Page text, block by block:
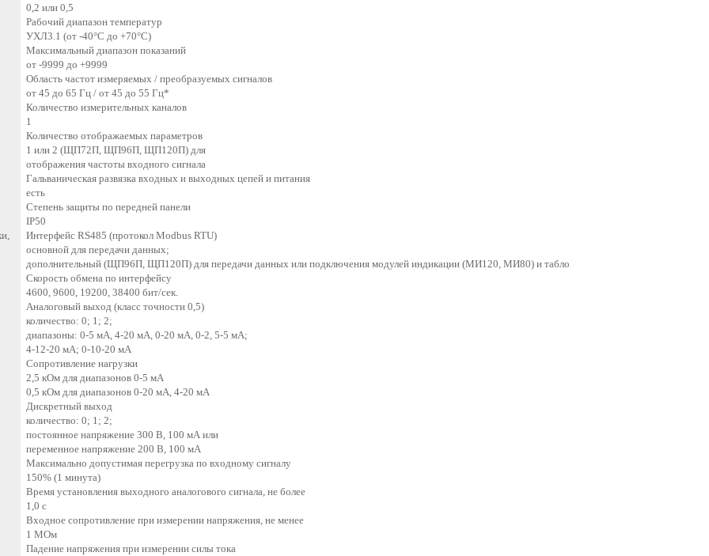
0,2 или 0,5
Рабочий диапазон температур
УХЛ3.1 (от -40°С до +70°С)
Максимальный диапазон показаний
от -9999 до +9999
Область частот измеряемых / преобразуемых сигналов
от 45 до 65 Гц / от 45 до 55 Гц*
Количество измерительных каналов
1
Количество отображаемых параметров
1 или 2 (ЩП72П, ЩП96П, ЩП120П) для
отображения частоты входного сигнала
Гальваническая развязка входных и выходных цепей и питания
есть
Степень защиты по передней панели
IP50
Интерфейс RS485 (протокол Modbus RTU)
основной для передачи данных;
дополнительный (ЩП96П, ЩП120П) для передачи данных или подключения модулей индикации (МИ120, МИ80) и табло
Скорость обмена по интерфейсу
4600, 9600, 19200, 38400 бит/сек.
Аналоговый выход (класс точности 0,5)
количество: 0; 1; 2;
диапазоны: 0-5 мА, 4-20 мА, 0-20 мА, 0-2, 5-5 мА;
4-12-20 мА; 0-10-20 мА
Сопротивление нагрузки
2,5 кОм для диапазонов 0-5 мА
0,5 кОм для диапазонов 0-20 мА, 4-20 мА
Дискретный выход
количество: 0; 1; 2;
постоянное напряжение 300 В, 100 мА или
переменное напряжение 200 В, 100 мА
Максимально допустимая перегрузка по входному сигналу
150% (1 минута)
Время установления выходного аналогового сигнала, не более
1,0 с
Входное сопротивление при измерении напряжения, не менее
1 МОм
Падение напряжения при измерении силы тока